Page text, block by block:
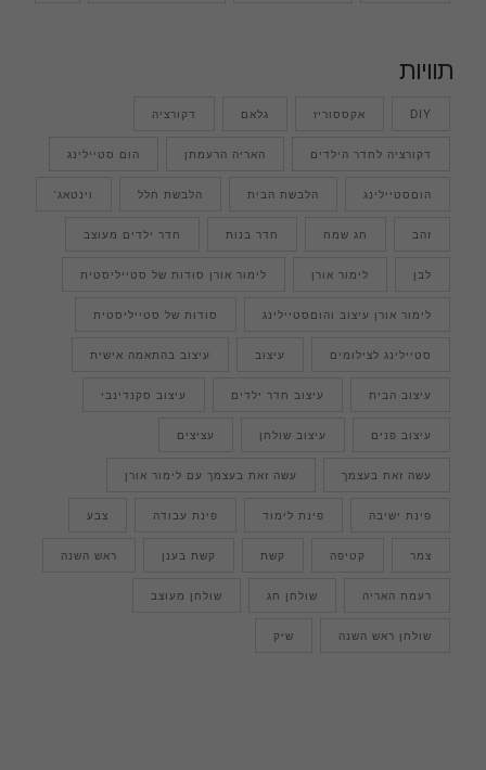
תוויות
DIY אקססוריז גלאם דקורציה
דקורציה לחדר הילדים האריה הרעמתן הום סטיילינג
הוםסטיילינג הלבשת הבית הלבשת חלל וינטאג'
זהב חג שמח חדר בנות חדר ילדים מעוצב
לבן לימור אורן לימור אורן סודות של סטייליסטית
לימור אורן עיצוב והוםסטיילינג סודות של סטייליסטית
סטיילינג לצילומים עיצוב עיצוב בהתאמה אישית
עיצוב הבית עיצוב חדר ילדים עיצוב סקנדינבי
עיצוב פנים עיצוב שולחן עציצים
עשה זאת בעצמך עשה זאת בעצמך עם לימור אורן
פינת ישיבה פינת לימוד פינת עבודה צבע
צמר קטיפה קשת קשת בענן ראש השנה
רעמת האריה שולחן חג שולחן מעוצב
שולחן ראש השנה שיק